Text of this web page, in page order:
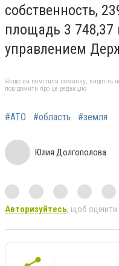
собственность,
площадь 3
управлением
Якщо ви помітили помилку, виділіть
повідомити про це редакцію
#АТО #область #земля
Юлия Долгополова
Авторизуйтесь, щоб оцінити